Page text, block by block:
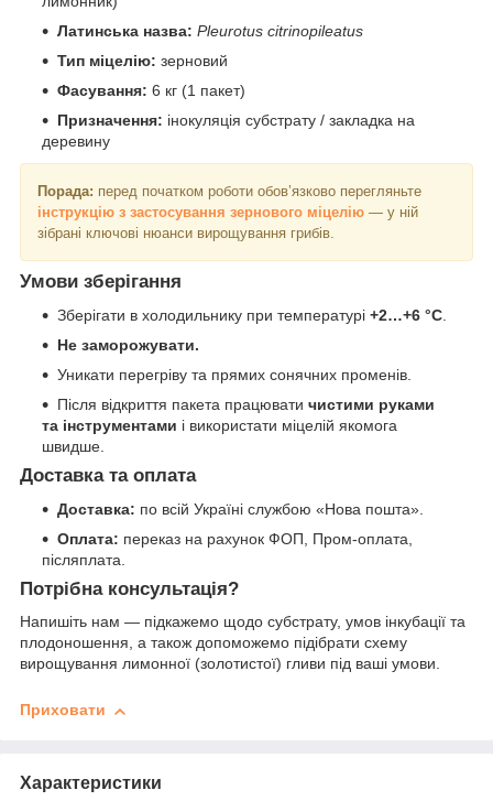
Латинська назва: Pleurotus citrinopileatus
Тип міцелію: зерновий
Фасування: 6 кг (1 пакет)
Призначення: інокуляція субстрату / закладка на
деревину
Порада: перед початком роботи обов’язково перегляньте
інструкцію з застосування зернового міцелію — у ній
зібрані ключові нюанси вирощування грибів.
Умови зберігання
Зберігати в холодильнику при температурі +2…+6 °C
Не заморожувати.
Уникати перегріву та прямих сонячних променів.
Після відкриття пакета працювати чистими руками
та інструментами і використати міцелій якомога
швидше.
Доставка та оплата
Доставка: по всій Україні службою «Нова пошта».
Оплата: переказ на рахунок ФОП, Пром-оплата,
післяплата.
Потрібна консультація?
Напишіть нам — підкажемо щодо субстрату, умов інкубації та
плодоношення, а також допоможемо підібрати схему
вирощування лимонної (золотистої) гливи під ваші умови.
Приховати
Характеристики